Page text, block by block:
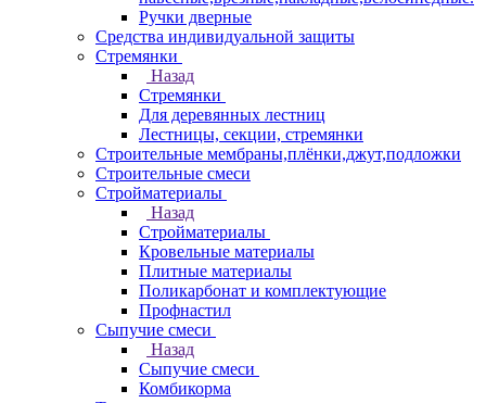
Ручки дверные
Средства индивидуальной защиты
Стремянки
Назад
Стремянки
Для деревянных лестниц
Лестницы, секции, стремянки
Строительные мембраны,плёнки,джут,подложки
Строительные смеси
Стройматериалы
Назад
Стройматериалы
Кровельные материалы
Плитные материалы
Поликарбонат и комплектующие
Профнастил
Сыпучие смеси
Назад
Сыпучие смеси
Комбикорма